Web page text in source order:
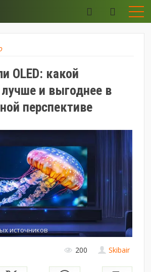
OLED: какой
лучше и выгоднее в
перспективе
источников
Skibair
200